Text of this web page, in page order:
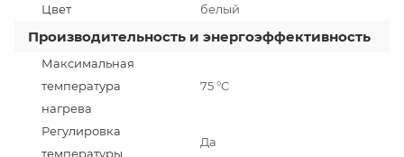
Цвет
белый
Производительность и энергоэффективность
Максимальная
температура
нагрева
75 °C
Регулировка
температуры
Да